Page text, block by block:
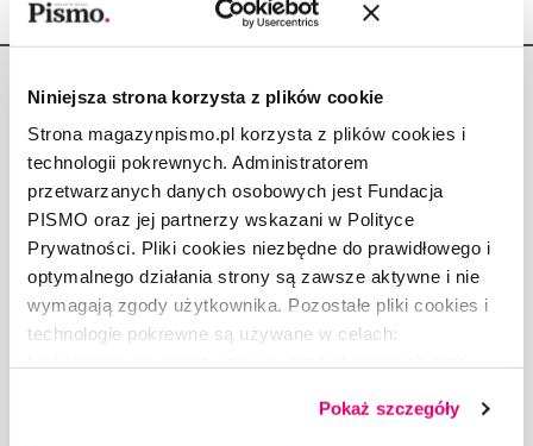
Niniejsza strona korzysta z plików cookie
Strona magazynpismo.pl korzysta z plików cookies i
technologii pokrewnych. Administratorem
przetwarzanych danych osobowych jest Fundacja
PISMO oraz jej partnerzy wskazani w Polityce
Prywatności. Pliki cookies niezbędne do prawidłowego i
optymalnego działania strony są zawsze aktywne i nie
wymagają zgody użytkownika. Pozostałe pliki cookies i
technologie pokrewne są używane w celach:
dobrowolną zgodę na pliki cookies i technologie
Pokaż szczegóły
Copyright © Fundacja Pismo
O „PIŚMIE”